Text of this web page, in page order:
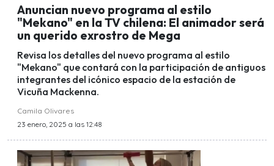
Anuncian nuevo programa al estilo
"Mekano" en la TV chilena: El animador será
un querido exrostro de Mega
Revisa los detalles del nuevo programa al estilo
"Mekano" que contará con la participación de antiguos
integrantes del icónico espacio de la estación de
Vicuña Mackenna.
Camila Olivares
23 enero, 2025 a las 12:48